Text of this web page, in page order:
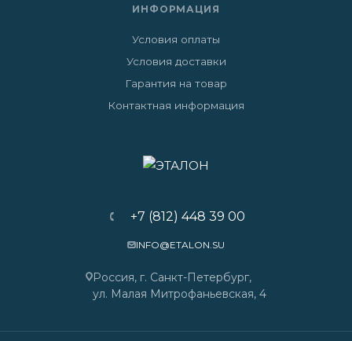
ИНФОРМАЦИЯ
Условия оплаты
Условия доставки
Гарантия на товар
Контактная информация
+7 (812) 448 39 00
INFO@ETALON.SU
Россия, г. Санкт-Петербург,
ул. Малая Митрофаньевская, 4